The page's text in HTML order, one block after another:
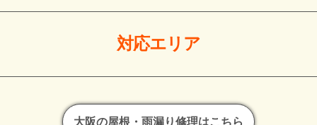
対応エリア
大阪の屋根・雨漏り修理はこちら